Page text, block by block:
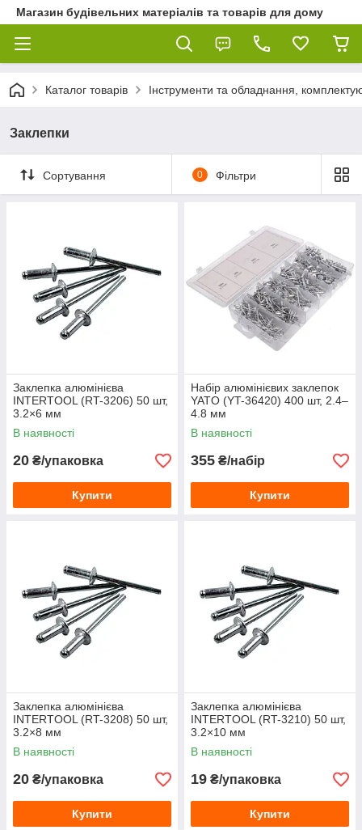
Магазин будівельних матеріалів та товарів для дому
Каталог товарів Інструменти та обладнання,
Заклепки
Сортування 0 Фільтри
Заклепка алюмінієва
INTERTOOL (RT-3206) 50 шт,
3.2×6 мм
В наявності
20 ₴/упаковка
Купити
Набір алюмінієвих заклепок
YATO (YT-36420) 400 шт, 2.4–
4.8 мм
В наявності
355 ₴/набір
Купити
Заклепка алюмінієва
INTERTOOL (RT-3208) 50 шт,
3.2×8 мм
В наявності
20 ₴/упаковка
Купити
Заклепка алюмінієва
INTERTOOL (RT-3210) 50 шт,
3.2×10 мм
В наявності
19 ₴/упаковка
Купити